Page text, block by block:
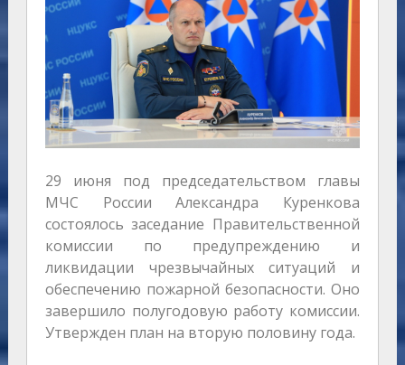
29 июня под председательством главы
МЧС России Александра Куренкова
состоялось заседание Правительственной
комиссии по предупреждению и
ликвидации чрезвычайных ситуаций и
обеспечению пожарной безопасности. Оно
завершило полугодовую работу комиссии.
Утвержден план на вторую половину года.